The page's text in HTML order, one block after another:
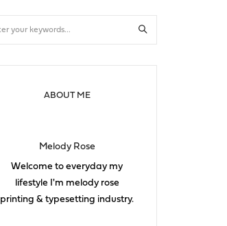
ABOUT ME
Melody Rose
Welcome to everyday my
lifestyle I'm melody rose
printing & typesetting industry.